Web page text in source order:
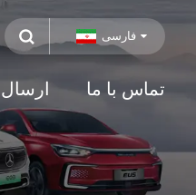
فارسی
تماس با ما